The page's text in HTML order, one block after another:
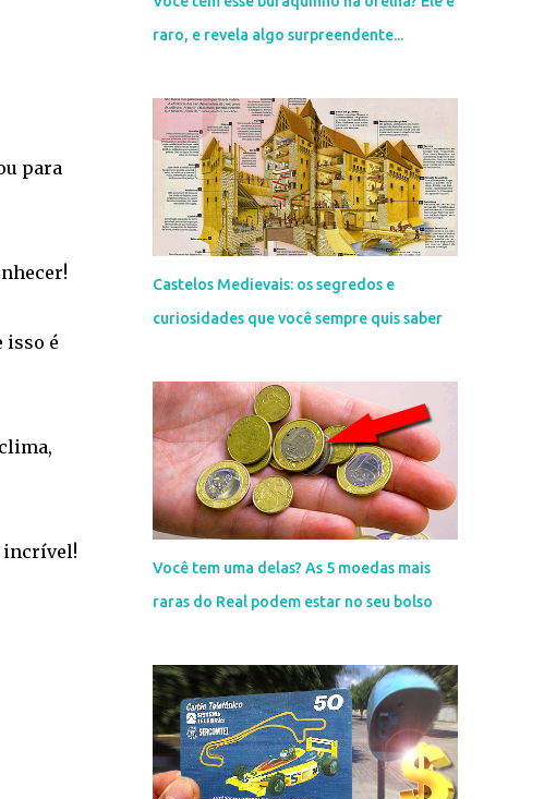
para
isso é
incrível!
raro, e revela algo surpreendente...
Castelos Medievais: os segredos e
curiosidades que você sempre quis saber
Você tem uma delas? As 5 moedas mais
raras do Real podem estar no seu bolso